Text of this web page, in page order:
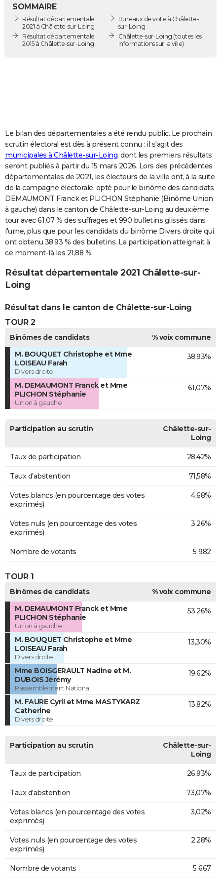
Destinations
City break
Voyage nature
Voyage de noces
Forum
Climat
GUIDES D'ACHAT
COPAINS D'AVANT
AVIS DE DÉCÈS
FORUM
Bricolage
Lifestyle
Culture
Sport
Auto
Television
Voyage
Cinema
SOMMAIRE
Résultat départementale
2021 à Châlette-sur-Loing
Résultat départementale
2015 à Châlette-sur-Loing
Bureaux de vote à Châlette-
sur-Loing
Châlette-sur-Loing (toutes les
informations sur la ville)
Le bilan des départementales a été rendu public. Le prochain
scrutin électoral est dès à présent connu : il s'agit des
municipales à Châlette-sur-Loing, dont les premiers résultats
seront publiés à partir du 15 mars 2026. Lors des précédentes
départementales de 2021, les électeurs de la ville ont, à la suite
de la campagne électorale, opté pour le binôme des candidats
DEMAUMONT Franck et PLICHON Stéphanie (Binôme Union
à gauche) dans le canton de Châlette-sur-Loing au deuxième
tour avec 61,07 % des suffrages et 990 bulletins glissés dans
l'urne, plus que pour les candidats du binôme Divers droite qui
ont obtenu 38,93 % des bulletins. La participation atteignait à
ce moment-là les 21,88 %.
Résultat départementale 2021 Châlette-sur-
Loing
Résultat dans le canton de Châlette-sur-Loing
TOUR 2
Binômes de candidats
% voix commune
M. BOUQUET Christophe et Mme
LOISEAU Farah
Divers droite
38,93%
M. DEMAUMONT Franck et Mme
PLICHON Stéphanie
Union à gauche
61,07%
Participation au scrutin
Châlette-sur-
Loing
Taux de participation 28,42%
Taux d'abstention 71,58%
Votes blancs (en pourcentage des votes
exprimés)
4,68%
Votes nuls (en pourcentage des votes
exprimés)
3,26%
Nombre de votants 5 982
TOUR 1
Binômes de candidats
% voix commune
M. DEMAUMONT Franck et Mme
PLICHON Stéphanie
Union à gauche
53,26%
M. BOUQUET Christophe et Mme
LOISEAU Farah
Divers droite
13,30%
Mme BOISGERAULT Nadine et M.
DUBOIS Jérémy
Rassemblement National
19,62%
M. FAURE Cyril et Mme MASTYKARZ
Catherine
Divers droite
13,82%
Participation au scrutin
Châlette-sur-
Loing
Taux de participation 26,93%
Taux d'abstention 73,07%
Votes blancs (en pourcentage des votes
exprimés)
3,02%
Votes nuls (en pourcentage des votes
exprimés)
2,28%
Nombre de votants 5 667